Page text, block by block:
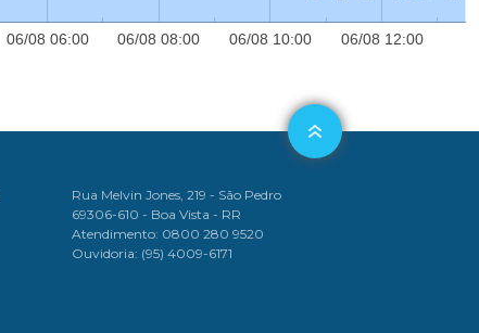
06/08 06:00 06/08 08:00 06/08 10:00 06/08 12:00
Rua Melvin Jones, 219 - São Pedro
69306-610 - Boa Vista - RR
Atendimento: 0800 280 9520
Ouvidoria: (95) 4009-6171